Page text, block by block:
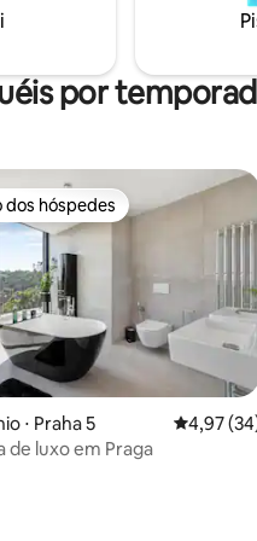
o mirante Máj, a
um passeio comum na
por
dos hóspedes
dos hóspedes
⋅ Praha 5 4,97 de
4,97
de luxo em Praga